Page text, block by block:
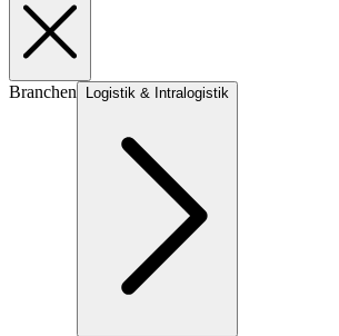
Branchen Logistik & Intralogistik